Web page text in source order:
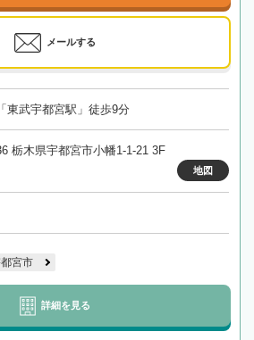
メールする
東武宇都宮駅」徒歩9分
栃木県宇都宮市小幡1-1-21 3F
地図
宮市
詳細を見る